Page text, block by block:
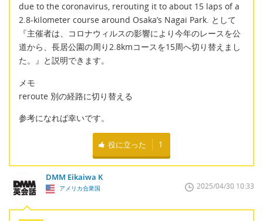
due to the coronavirus, rerouting it to about 15 laps of a
2.8-kilometer course around Osaka’s Nagai Park. として
『主催者は、コロナウィルスの影響により今年のレースを公
道から、長居公園の周り2.8kmコースを15周へ切り替えまし
た。』と説明できます。
メモ
reroute 別の経路に切り替える
参考になれば幸いです。
役に立った 1
DMM Eikaiwa K
アメリカ合衆国 2025/04/30 10:33